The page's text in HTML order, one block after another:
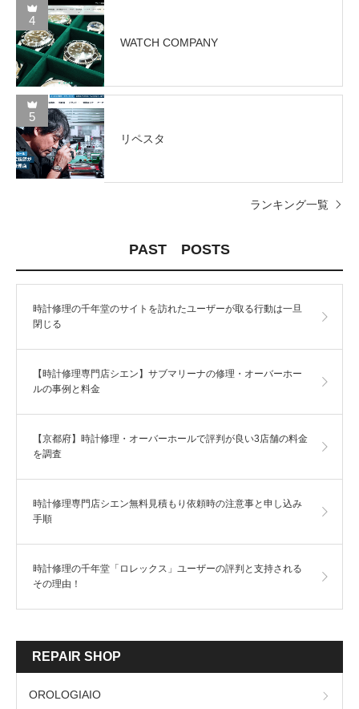
4
WATCH COMPANY
5
リペスタ
ランキング一覧
PAST POSTS
時計修理の千年堂のサイトを訪れたユーザーが取る行動は一旦
閉じる
【時計修理専門店シエン】サブマリーナの修理・オーバーホー
ルの事例と料金
【京都府】時計修理・オーバーホールで評判が良い3店舗の料金
を調査
時計修理専門店シエン無料見積もり依頼時の注意事と申し込み
手順
時計修理の千年堂「ロレックス」ユーザーの評判と支持される
その理由！
REPAIR SHOP
OROLOGIAIO